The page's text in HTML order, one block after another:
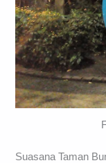
Suasana Taman